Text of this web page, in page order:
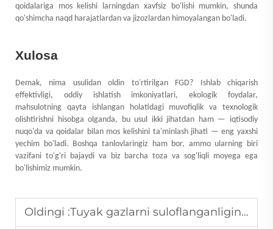
qoidalariga mos kelishi larningdan xavfsiz bo'lishi mumkin, shunda
qo'shimcha naqd harajatlardan va jizozlardan himoyalangan bo'ladi.
Xulosa
Demak, nima usulidan oldin to'rtirilgan FGD? Ishlab chiqarish
effektivligi, oddiy ishlatish imkoniyatlari, ekologik foydalar,
mahsulotning qayta ishlangan holatidagi muvofiqlik va texnologik
olishtirishni hisobga olganda, bu usul ikki jihatdan ham — iqtisodiy
nuqo'da va qoidalar bilan mos kelishini ta'minlash jihati — eng yaxshi
yechim bo'ladi. Boshqa tanlovlaringiz ham bor, ammo ularning biri
vazifani to'g'ri bajaydi va biz barcha toza va sog'liqli moyega ega
bo'lishimiz mumkin.
Oldingi :Tuyak gazlarni suloflanganligini yod qilish: Protsess tushuntirilgan